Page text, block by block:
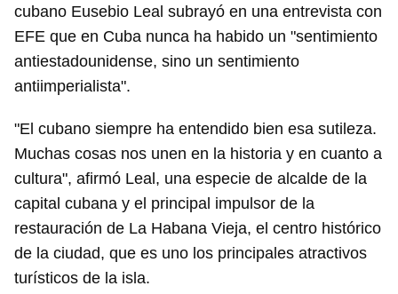
cubano Eusebio Leal subrayó en una entrevista con
EFE que en Cuba nunca ha habido un "sentimiento
antiestadounidense, sino un sentimiento
antiimperialista".
"El cubano siempre ha entendido bien esa sutileza.
Muchas cosas nos unen en la historia y en cuanto a
cultura", afirmó Leal, una especie de alcalde de la
capital cubana y el principal impulsor de la
restauración de La Habana Vieja, el centro histórico
de la ciudad, que es uno los principales atractivos
turísticos de la isla.